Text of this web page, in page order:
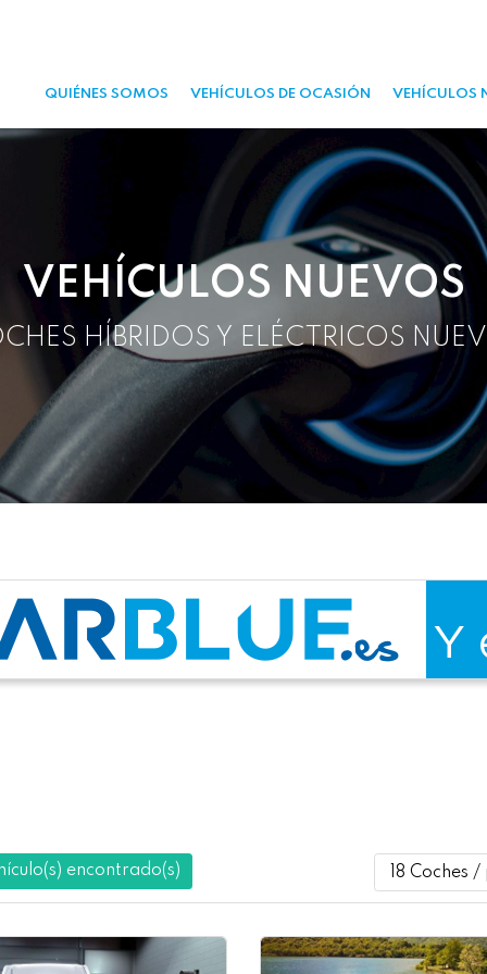
QUIÉNES SOMOS VEHÍCULOS DE OCASIÓN VEHÍCULOS
VEHÍCULOS NUEVOS
HÍBRIDOS Y ELÉCTRICOS
encontrado(s) 18 Coches